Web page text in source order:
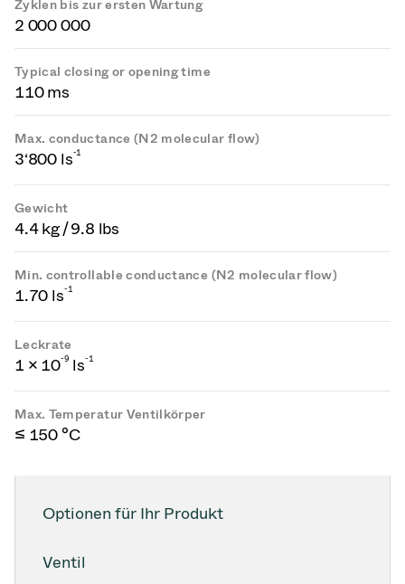
Zyklen bis zur ersten Wartung
2 000 000
Typical closing or opening time
110 ms
Max. conductance (N2 molecular flow)
3‘800 ls-1
Gewicht
4.4 kg / 9.8 lbs
Min. controllable conductance (N2 molecular flow)
1.70 ls-1
Leckrate
1 × 10-9 ls-1
Max. Temperatur Ventilkörper
≤ 150 °C
Optionen für Ihr Produkt
Ventil